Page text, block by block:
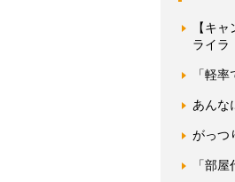
【キ
ライラ
「軽
あんな
がっつ
「部